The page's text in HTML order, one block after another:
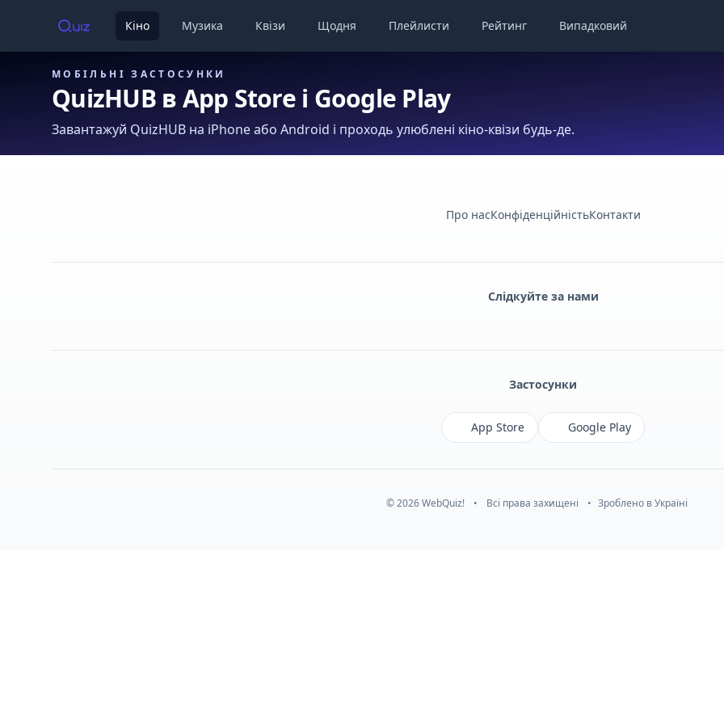
Кіно Музика Квізи Щодня Плейлисти Рейтинг Випадковий
МОБІЛЬНІ ЗАСТОСУНКИ
QuizHUB в App Store і Google Play
Завантажуй QuizHUB на iPhone або Android і проходь улюблені кіно-квізи будь-де.
Про насКонфіденційністьКонтакти
Слідкуйте за нами
Застосунки
App Store Google Play
© 2026 WebQuiz! • Всі права захищені • Зроблено в Україні